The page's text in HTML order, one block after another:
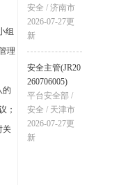
组
理
的
；
关
安全 / 济南市
2026-07-27更
新
安全主管(JR20
260706005)
平台安全部 /
安全 / 天津市
2026-07-27更
新